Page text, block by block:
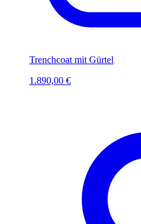
Trenchcoat mit Gürtel
1.890,00 €